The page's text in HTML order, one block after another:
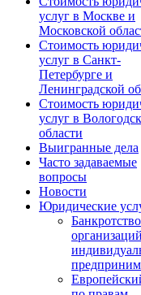
услуг в Москве и
Московской
Стоимость
услуг в Санкт-
Петербурге и
Ленинградской
Стоимость
услуг в
области
Выигранные дела
Часто задаваемые
вопросы
Новости
Юридические
Банкротство